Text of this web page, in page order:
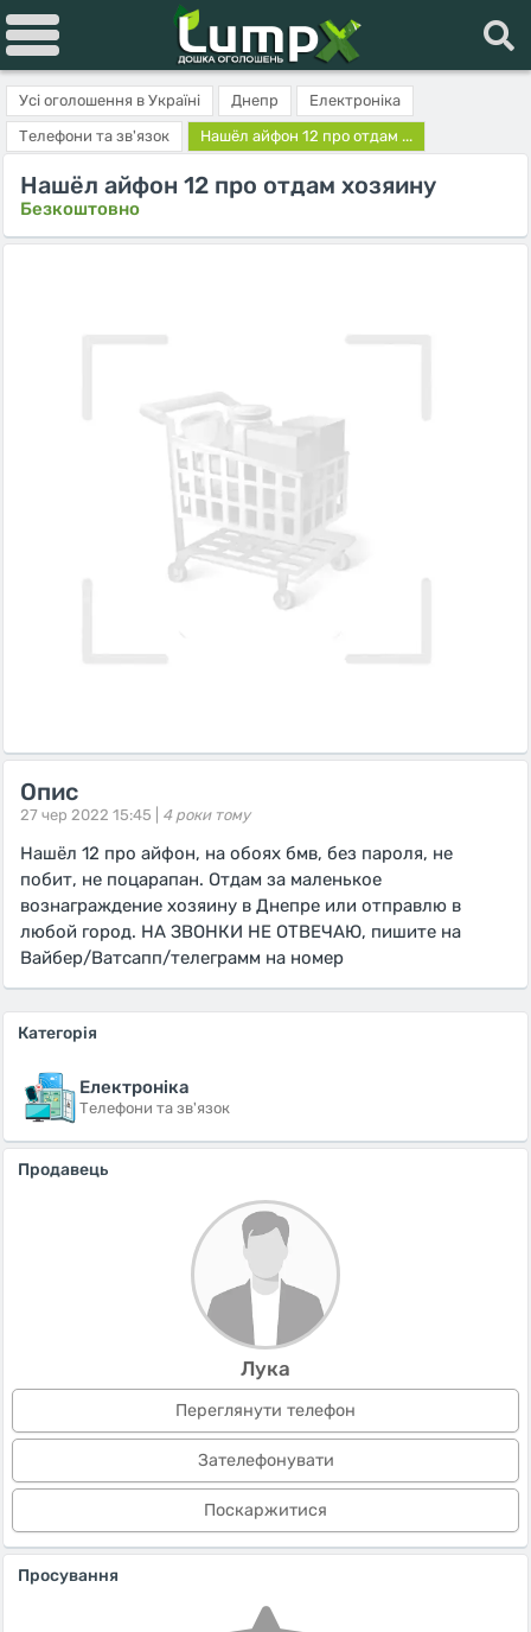
Усі оголошення в Україні Днепр
Електроніка
Телефони та зв'язок
Нашёл айфон 12 про отдам ...
Нашёл айфон 12 про отдам хозяину
Безкоштовно
Опис
27 чер 2022 15:45 | 4 роки тому
Нашёл 12 про айфон, на обоях бмв, без пароля, не
побит, не поцарапан. Отдам за маленькое
вознаграждение хозяину в Днепре или отправлю в
любой город. НА ЗВОНКИ НЕ ОТВЕЧАЮ, пишите на
Вайбер/Ватсапп/телеграмм на номер
Категорія
Електроніка
Телефони та зв'язок
Продавець
Лука
Переглянути телефон
Зателефонувати
Поскаржитися
Просування